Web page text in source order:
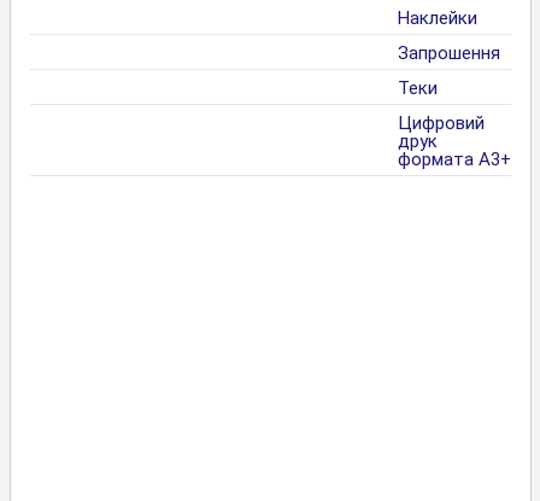
Наклейки
Запрошення
Теки
Цифровий
друк
формата А3+